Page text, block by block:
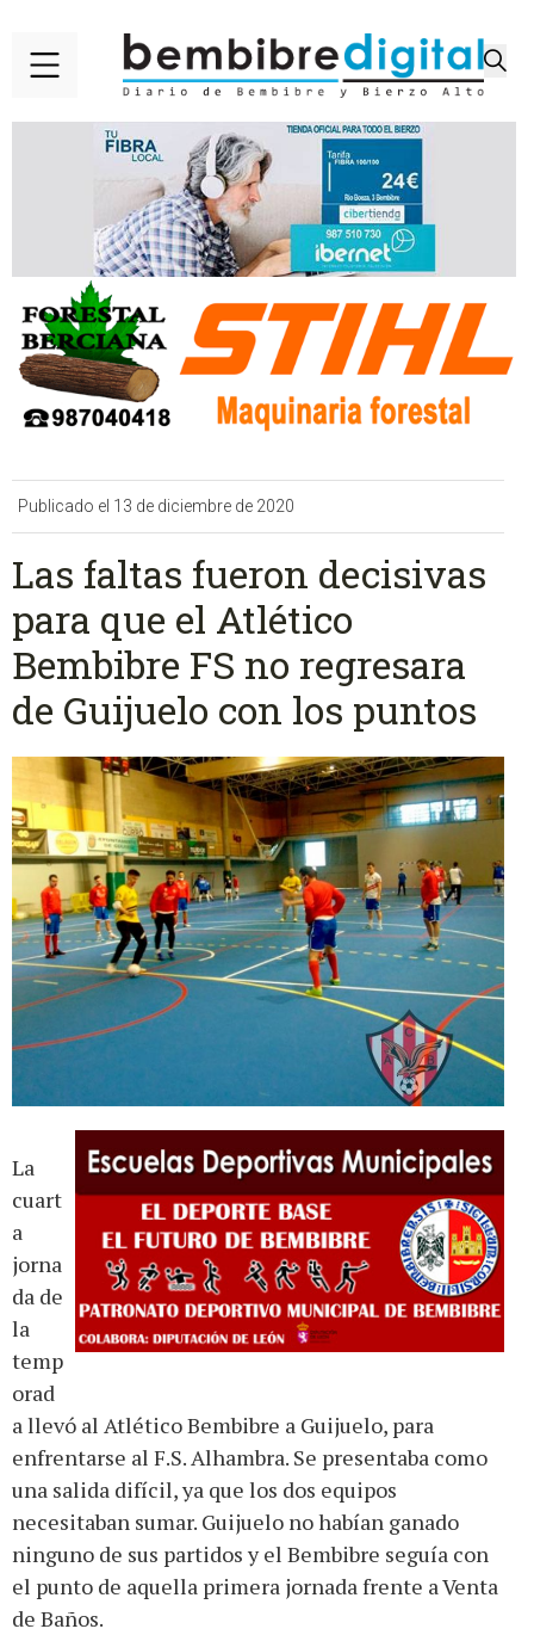
Publicado el 13 de diciembre de 2020
Las faltas fueron decisivas
para que el Atlético
Bembibre FS no regresara
de Guijuelo con los puntos
La
cuart
a
jorna
da de
la
temp
orad
a llevó al Atlético Bembibre a Guijuelo, para
enfrentarse al F.S. Alhambra. Se presentaba como
una salida difícil, ya que los dos equipos
necesitaban sumar. Guijuelo no habían ganado
ninguno de sus partidos y el Bembibre seguía con
el punto de aquella primera jornada frente a Venta
de Baños.